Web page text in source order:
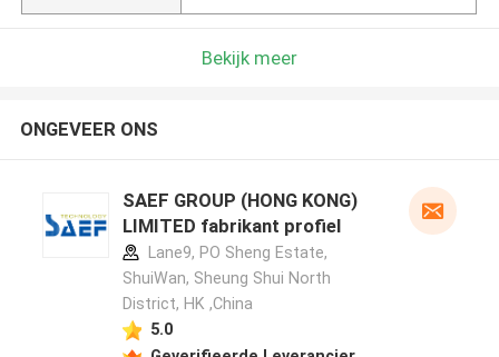
Bekijk meer
ONGEVEER ONS
SAEF GROUP (HONG KONG)
LIMITED fabrikant profiel
Lane9, PO Sheng Estate,
ShuiWan, Sheung Shui North
District, HK ,China
5.0